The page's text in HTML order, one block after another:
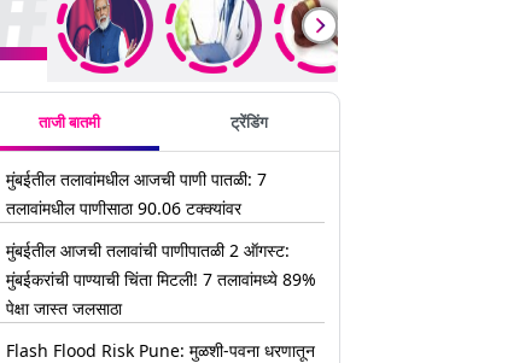
ताजी बातमी ट्रेंडिंग
मुंबईतील तलावांमधील आजची पाणी पातळी: 7
तलावांमधील पाणीसाठा 90.06 टक्क्यांवर
मुंबईतील आजची तलावांची पाणीपातळी 2 ऑगस्ट:
मुंबईकरांची पाण्याची चिंता मिटली! 7 तलावांमध्ये 89%
पेक्षा जास्त जलसाठा
Flash Flood Risk Pune: मुळशी-पवना धरणातून